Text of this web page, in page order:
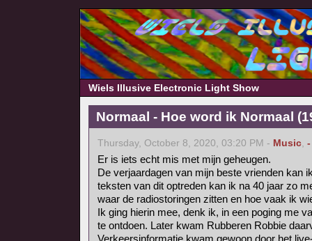
Wiels Illusive Electronic Light Show
Normaal - Hoe word ik Normaal
Thursday, October 8, 2020, 03:20 PM - Music,
Er is iets echt mis met mijn geheugen.
De verjaardagen van mijn beste vrienden kan
teksten van dit optreden kan ik na 40 jaar zo
waar de radiostoringen zitten en hoe vaak ik
Ik ging hierin mee, denk ik, in een poging me
te ontdoen. Later kwam Rubberen Robbie
Verkeersinformatie kwam gewoon door het